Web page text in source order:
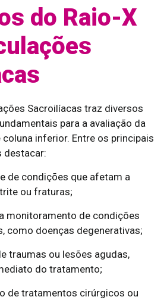
do Raio-X
Sacroilíacas traz diversos
para a avaliação da
coluna inferior. Entre os principais
destacar:
de condições que afetam a
ou fraturas;
monitoramento de condições
como doenças degenerativas;
traumas ou lesões agudas,
do tratamento;
de tratamentos cirúrgicos ou